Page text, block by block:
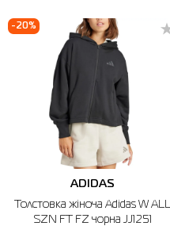
-20%
ADIDAS
Толстовка жіноча Adidas W ALL
SZN FT FZ чорна JJ1251